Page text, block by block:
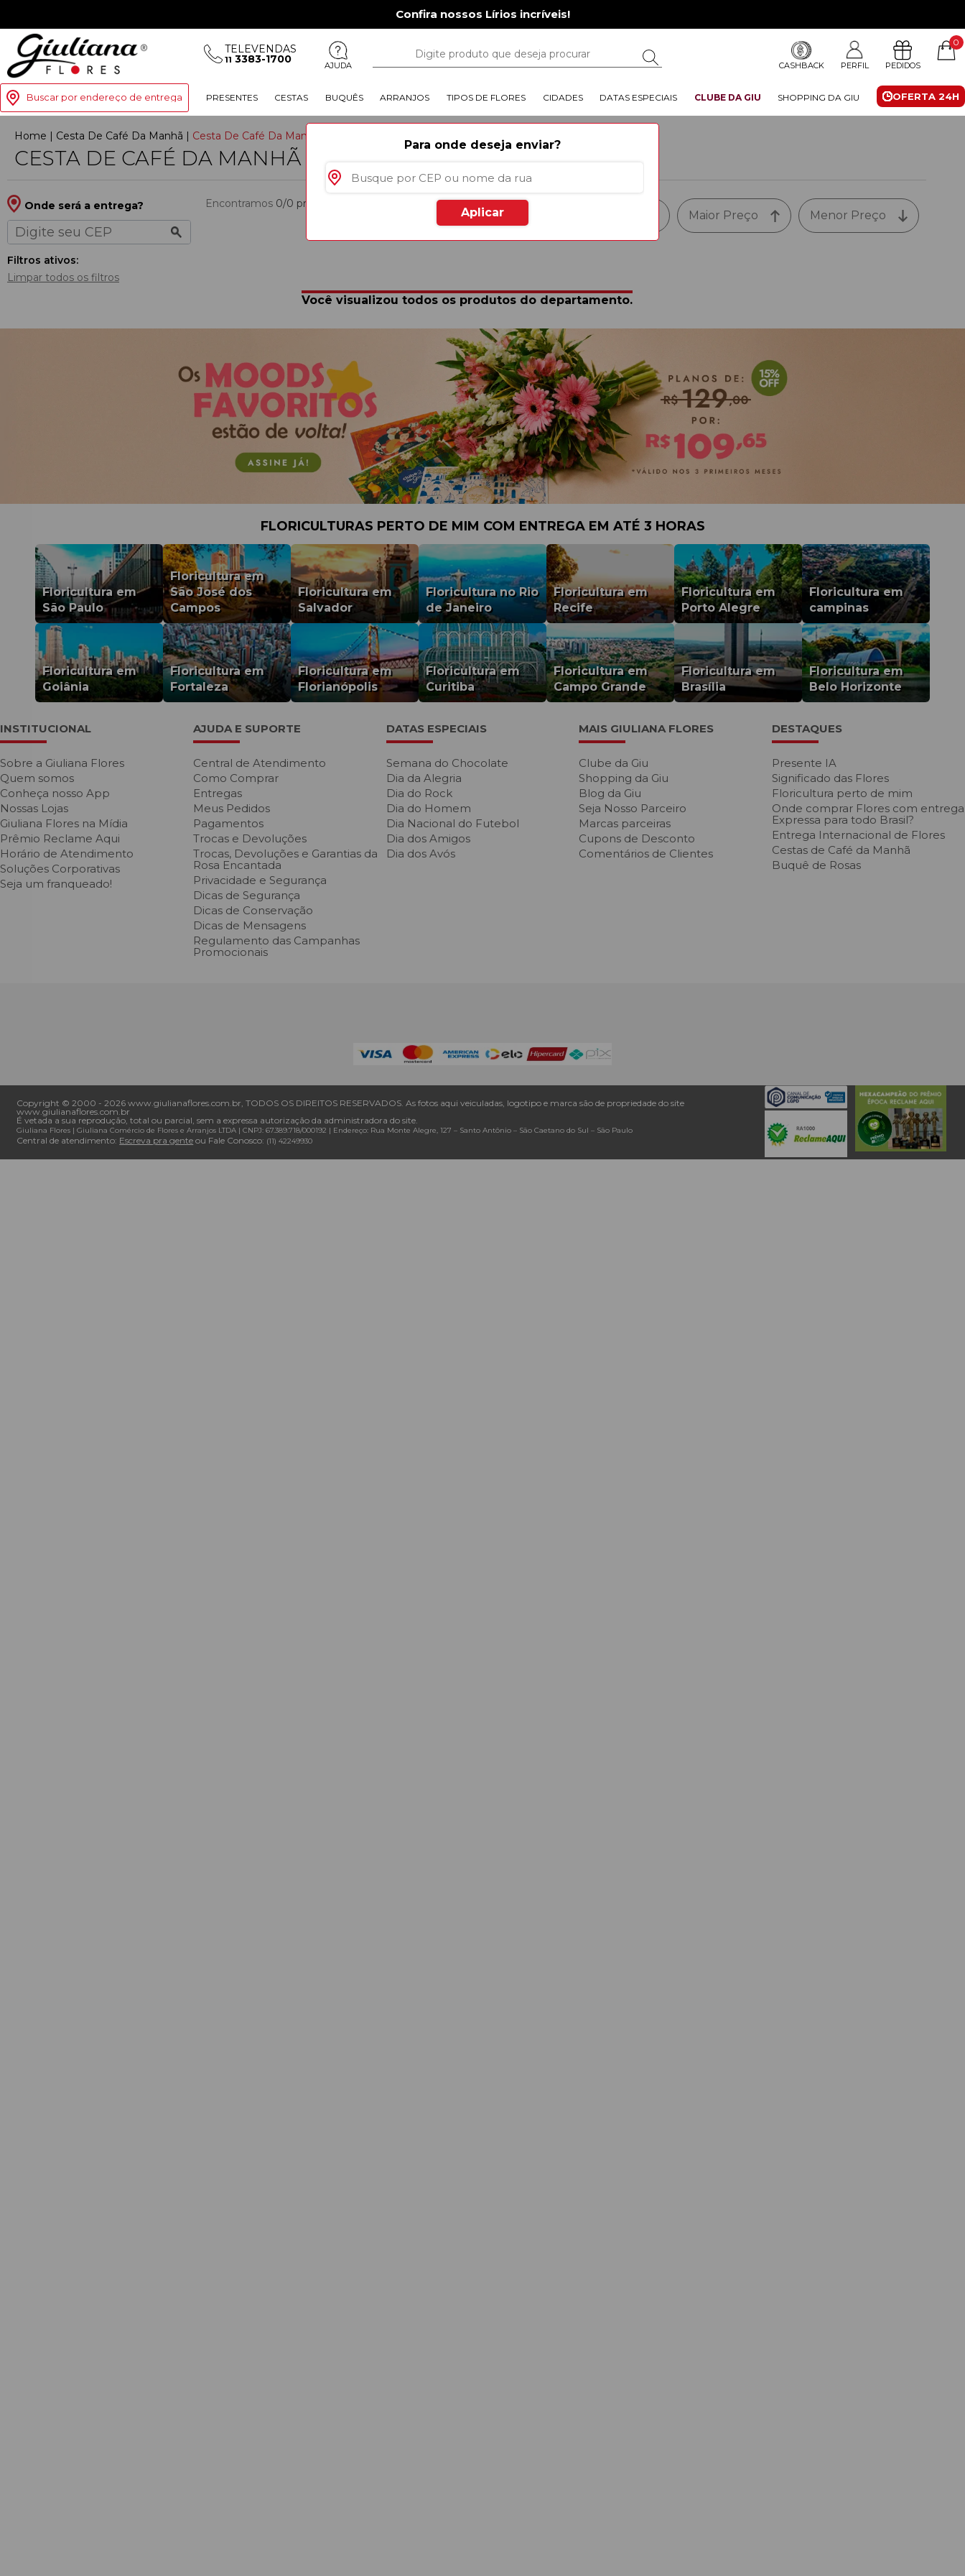
Confira nossos Lírios incríveis!
TELEVENDAS
11 3383-1700 AJUDA CASHBACK PERFIL PEDIDOS
0
Buscar por endereço de entrega OFERTA 24H
PRESENTES CESTAS BUQUÊS ARRANJOS TIPOS DE FLORES CIDADES DATAS ESPECIAIS CLUBE DA GIU SHOPPING DA GIU
Para onde deseja enviar?
Aplicar
Home | Cesta De Café Da Manh | Cesta De Café Da Manhã Bocaina
CESTA DE CAFÉ DA MANHÃ BOCAINA
Onde será a entrega?
Filtros ativos:
Limpar todos os filtros
Menor Preço
Maior Preço
Encontramos 0/0 produtos especiais para você
Você visualizou todos os produtos do departamento.
FLORICULTURAS PERTO DE MIM COM ENTREGA EM ATÉ 3 HORAS
Floricultura em
São Paulo
Floricultura em
São José dos
Campos
Floricultura em
Salvador
Floricultura no Rio
de Janeiro
Floricultura em
Recife
Floricultura em
Porto Alegre
Floricultura em
campinas
Floricultura em
Goiânia
Floricultura em
Fortaleza
Floricultura em
Florianópolis
Floricultura em
Curitiba
Floricultura em
Campo Grande
Floricultura em
Brasília
Floricultura em
Belo Horizonte
INSTITUCIONAL
Sobre a Giuliana Flores
Quem somos
Conheça nosso App
Nossas Lojas
Giuliana Flores na Mídia
Prêmio Reclame Aqui
Horário de Atendimento
Soluções Corporativas
Seja um franqueado!
AJUDA E SUPORTE
Central de Atendimento
Como Comprar
Entregas
Meus Pedidos
Pagamentos
Trocas e Devoluções
Trocas, Devoluções e Garantias da
Rosa Encantada
Privacidade e Segurança
Dicas de Segurança
Dicas de Conservação
Dicas de Mensagens
Regulamento das Campanhas
Promocionais
DATAS ESPECIAIS
Semana do Chocolate
Dia da Alegria
Dia do Rock
Dia do Homem
Dia Nacional do Futebol
Dia dos Amigos
Dia dos Avós
MAIS GIULIANA FLORES
Clube da Giu
Shopping da Giu
Blog da Giu
Seja Nosso Parceiro
Marcas parceiras
Cupons de Desconto
Comentários de Clientes
DESTAQUES
Presente IA
Significado das Flores
Floricultura perto de mim
Onde comprar Flores com entrega
Expressa para todo Brasil?
Entrega Internacional de Flores
Cestas de Café da Manh
Buquê de Rosas
Copyright © 2000 - ­2026 www.giulianaflores.com.br, TODOS OS DIREITOS RESERVADOS. As fotos aqui veiculadas, logotipo e marca são de propriedade do site
www.giulianaflores.com.br
É vetada a sua reprodução, total ou parcial, sem a expressa autorização da administradora do site.
Giuliana Flores |Giuliana Comércio de Flores e Arranjos LTDA | CNPJ: 67.389.718/0001­92 | Endereço: Rua Monte Alegre, 127 – Santo Antônio – São Caetano do Sul – São Paulo
Central de atendimento: Escreva pra gente ou Fale Conosco: (11) 4224­9930